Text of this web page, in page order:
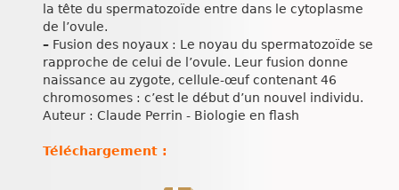
la tête du spermatozoïde entre dans le cytoplasme
de l’ovule.
– Fusion des noyaux : Le noyau du spermatozoïde se
rapproche de celui de l’ovule. Leur fusion donne
naissance au zygote, cellule-œuf contenant 46
chromosomes : c’est le début d’un nouvel individu.
Auteur : Claude Perrin - Biologie en flash
Téléchargement :